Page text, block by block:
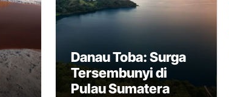
Danau Toba: Surga
Tersembunyi di
Pulau Sumatera